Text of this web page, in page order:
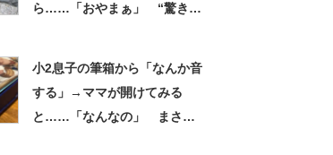
ら……「おやまぁ」 “驚きの
小2息子の筆箱から「なんか音
する」→ママが開けてみる
と……「なんなの」 まさか